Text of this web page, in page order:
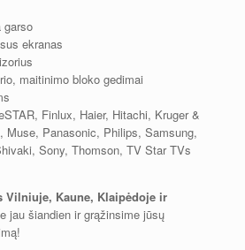
garso
ekranas
maitinimo bloko gedimai
Finlux, Haier, Hitachi, Kruger &
Muse, Panasonic, Philips, Samsung,
Sony, Thomson, TV Star TVs
Vilniuje, Kaune, Klaipėdoje ir
jau šiandien ir grąžinsime jūsų